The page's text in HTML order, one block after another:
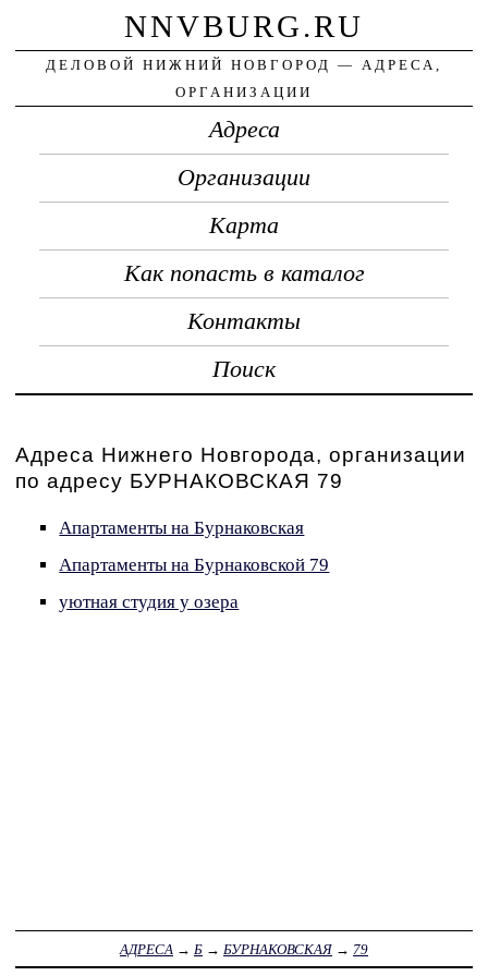
NNVBURG.RU
ДЕЛОВОЙ НИЖНИЙ НОВГОРОД — АДРЕСА,
ОРГАНИЗАЦИИ
Адреса
Организации
Карта
Как попасть в каталог
Контакты
Поиск
Адреса Нижнего Новгорода, организации
по адресу БУРНАКОВСКАЯ 79
Апартаменты на Бурнаковская
Апартаменты на Бурнаковской 79
уютная студия у озера
АДРЕСА → Б → БУРНАКОВСКАЯ → 79